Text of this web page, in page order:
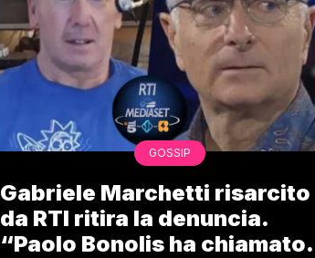
GOSSIP
Gabriele Marchetti risarcito
da RTI ritira la denuncia.
“Paolo Bonolis ha chiamato